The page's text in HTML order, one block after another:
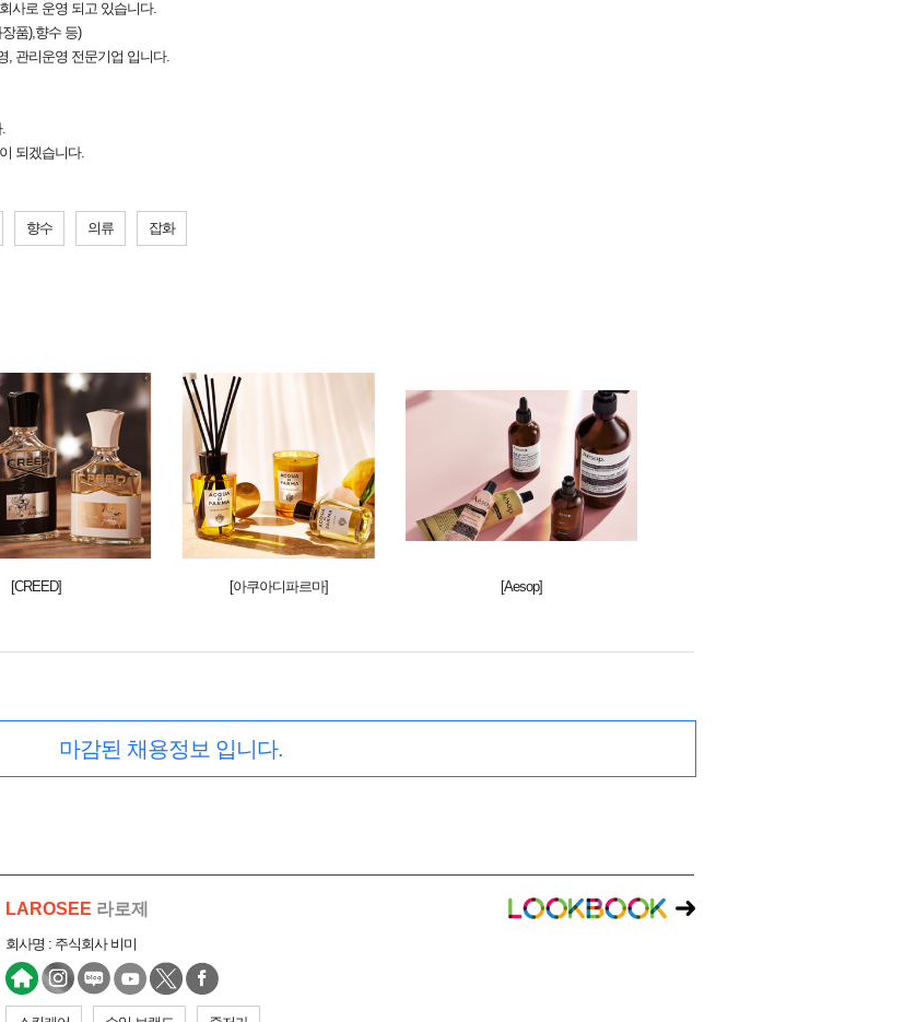
사로 운영 되고 있습니다.
품),향수 등)
, 관리운영 전문기업 입니다.
되겠습니다.
향수 의류 잡화
[CREED] [아쿠아디파르마] [Aesop]
마감된 채용정보 입니다.
LAROSEE 라로제
회사명 : 주식회사 비미